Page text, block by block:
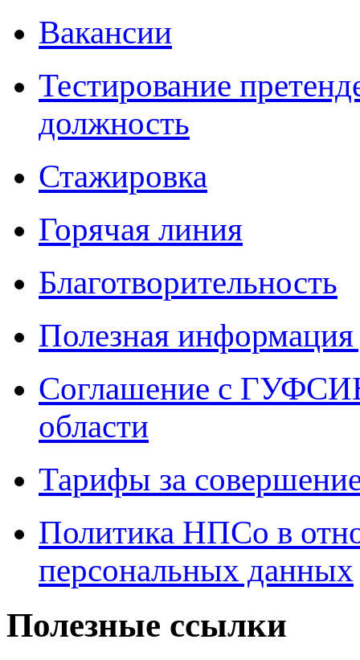
Вакансии
Тестирование
должность
Стажировка
Горячая линия
Благотворительность
Полезная
Соглашение с
области
Тарифы за
Политика НПСо в
персональных данных
Полезные ссылки